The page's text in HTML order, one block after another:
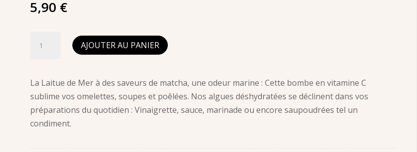
5,90 €
déshydratées
Laitue
Mer
AJOUTER AU PANIER
La Laitue de Mer à des saveurs de matcha, une odeur marine : Cette bombe en vitamine C
sublime vos omelettes, soupes et poêlées. Nos algues déshydratées se déclinent dans vos
préparations du quotidien : Vinaigrette, sauce, marinade ou encore saupoudrées tel un
condiment.